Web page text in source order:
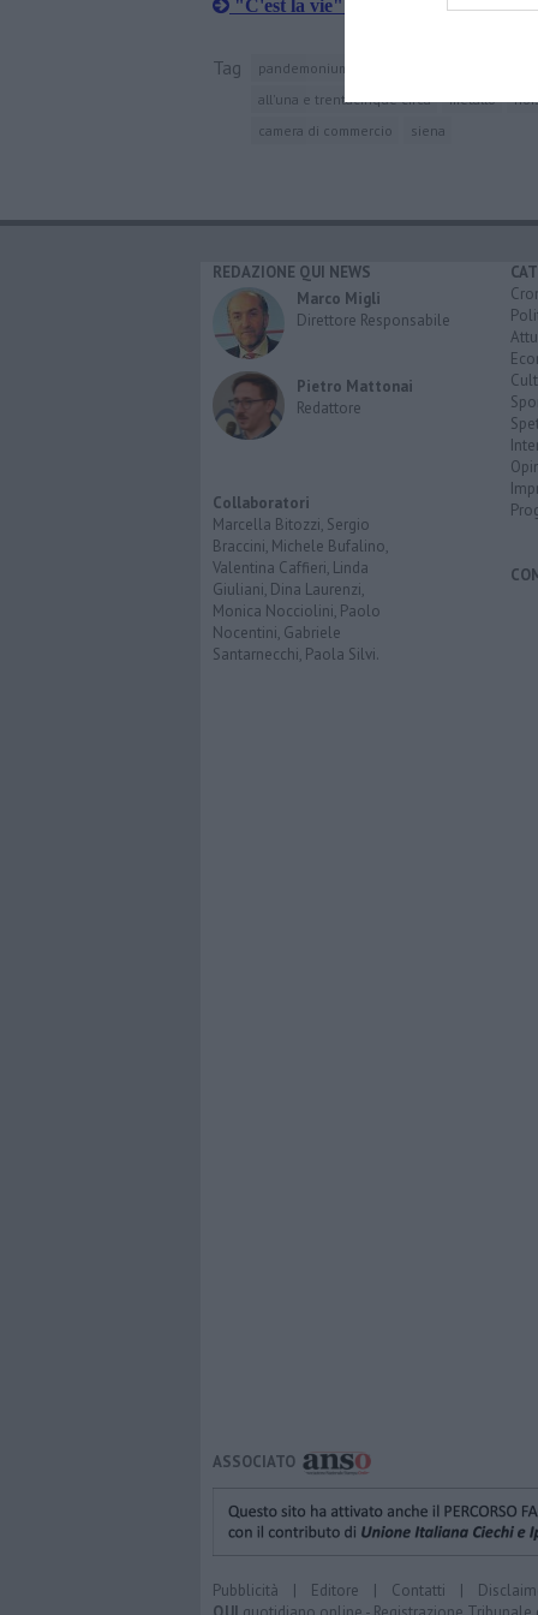
"C'est la vie" in prima nazionale al
Tag pandemonium
all'una e trentacinque circa
metallo
camera di commercio
siena
REDAZIONE QUI NEWS
Marco Migli
Direttore Responsabile
Pietro Mattonai
Redattore
Collaboratori
Marcella Bitozzi, Sergio
Braccini, Michele Bufalino,
Valentina Caffieri, Linda
Giuliani, Dina Laurenzi,
Monica Nocciolini, Paolo
Nocentini, Gabriele
Santarnecchi, Paola Silvi.
ASSOCIATO
Pubblicità | Editore | Contatti |